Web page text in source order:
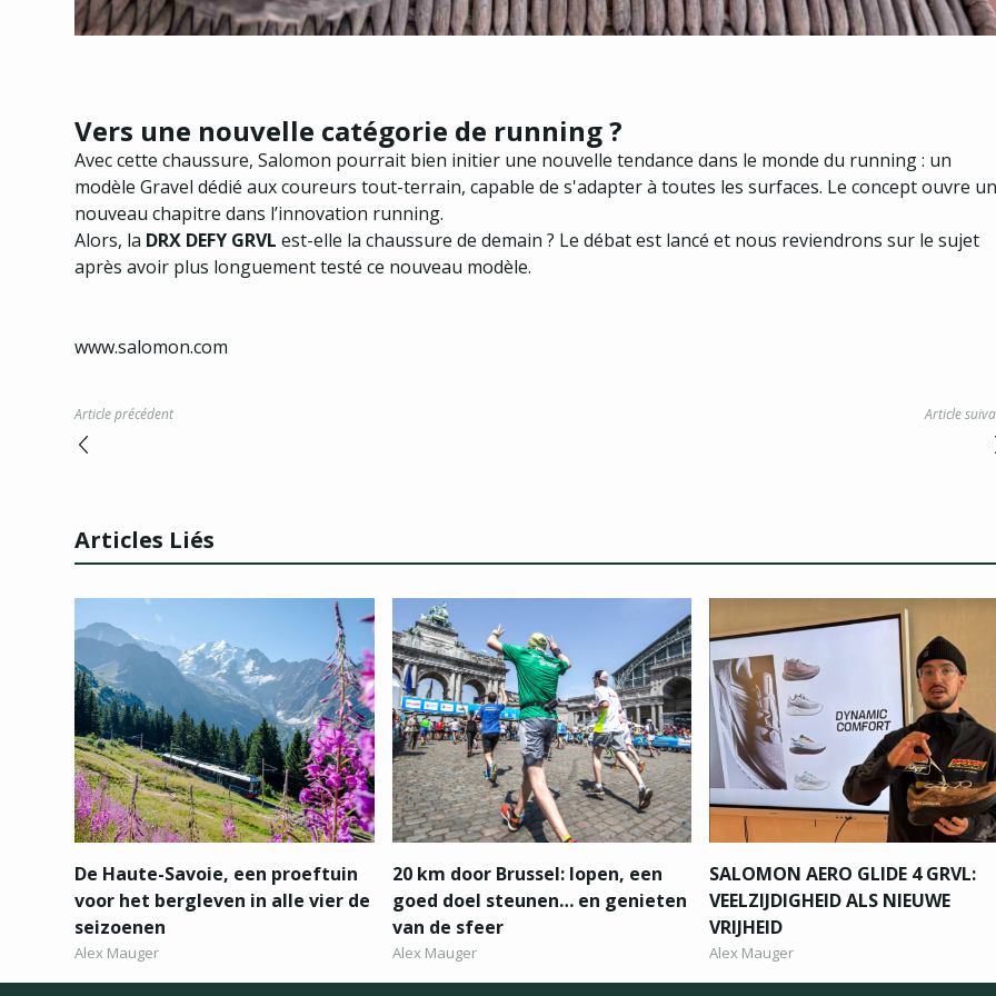
Vers une nouvelle catégorie de running ?
Avec cette chaussure, Salomon pourrait bien initier une nouvelle tendance dans le monde du running : un
modèle Gravel dédié aux coureurs tout-terrain, capable de s'adapter à toutes les surfaces. Le concept ouvre un
nouveau chapitre dans l’innovation running.
Alors, la DRX DEFY GRVL est-elle la chaussure de demain ? Le débat est lancé et nous reviendrons sur le sujet
après avoir plus longuement testé ce nouveau modèle.
www.salomon.com
Article précédent Article
Articles Liés
De Haute-Savoie, een proeftuin
voor het bergleven in alle vier de
seizoenen
Alex Mauger
20 km door Brussel: lopen, een
goed doel steunen… en genieten
van de sfeer
Alex Mauger
SALOMON AERO GLIDE 4 GRVL:
VEELZIJDIGHEID ALS NIEUWE
VRIJHEID
Alex Mauger